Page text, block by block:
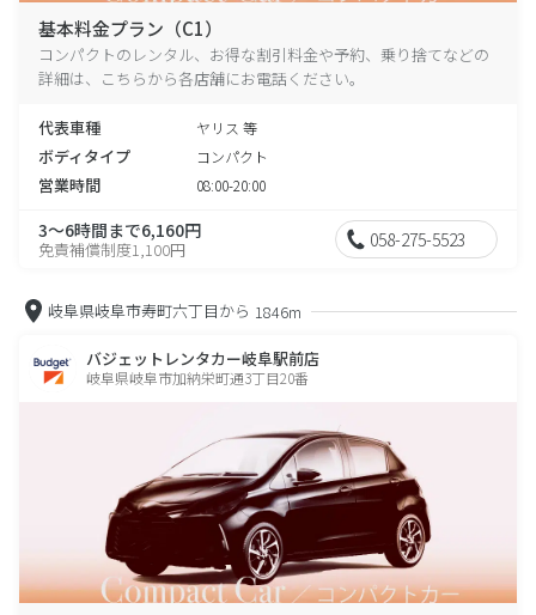
基本料金プラン（C1）
コンパクトのレンタル、お得な割引料金や予約、乗り捨てなどの
詳細は、こちらから各店舗にお電話ください。
代表車種 ヤリス 等
ボディタイプ コンパクト
営業時間 08:00-20:00
3～6時間まで6,160円
免責補償制度1,100円 058-275-5523
岐阜県岐阜市寿町六丁目から 1846m
バジェットレンタカー岐阜駅前店
岐阜県岐阜市加納栄町通3丁目20番